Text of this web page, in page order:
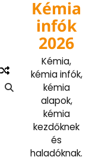
Kémia
infók
2026
Kémia,
kémia infók,
kémia
alapok,
kémia
kezdőknek
és
haladóknak.